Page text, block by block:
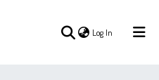
Log In (current)